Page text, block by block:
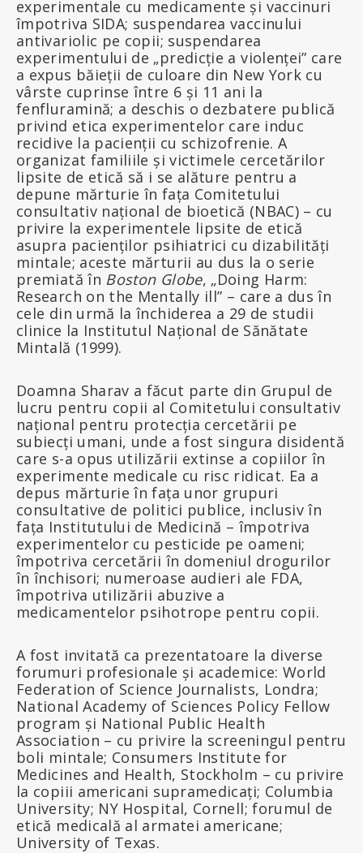
experimentale cu medicamente și vaccinuri
împotriva SIDA; suspendarea vaccinului
antivariolic pe copii; suspendarea
experimentului de „predicție a violenței” care
a expus băieții de culoare din New York cu
vârste cuprinse între 6 și 11 ani la
fenfluramină; a deschis o dezbatere publică
privind etica experimentelor care induc
recidive la pacienții cu schizofrenie. A
organizat familiile și victimele cercetărilor
lipsite de etică să i se alăture pentru a
depune mărturie în fața Comitetului
consultativ național de bioetică (NBAC) – cu
privire la experimentele lipsite de etică
asupra pacienților psihiatrici cu dizabilități
mintale; aceste mărturii au dus la o serie
premiată în Boston Globe, „Doing Harm:
Research on the Mentally ill” – care a dus în
cele din urmă la închiderea a 29 de studii
clinice la Institutul Național de Sănătate
Mintală (1999).
Doamna Sharav a făcut parte din Grupul de
lucru pentru copii al Comitetului consultativ
național pentru protecția cercetării pe
subiecți umani, unde a fost singura disidentă
care s-a opus utilizării extinse a copiilor în
experimente medicale cu risc ridicat. Ea a
depus mărturie în fața unor grupuri
consultative de politici publice, inclusiv în
fața Institutului de Medicină – împotriva
experimentelor cu pesticide pe oameni;
împotriva cercetării în domeniul drogurilor
în închisori; numeroase audieri ale FDA,
împotriva utilizării abuzive a
medicamentelor psihotrope pentru copii.
A fost invitată ca prezentatoare la diverse
forumuri profesionale și academice: World
Federation of Science Journalists, Londra;
National Academy of Sciences Policy Fellow
program și National Public Health
Association – cu privire la screeningul pentru
boli mintale; Consumers Institute for
Medicines and Health, Stockholm – cu privire
la copiii americani supramedicați; Columbia
University; NY Hospital, Cornell; forumul de
etică medicală al armatei americane;
University of Texas.